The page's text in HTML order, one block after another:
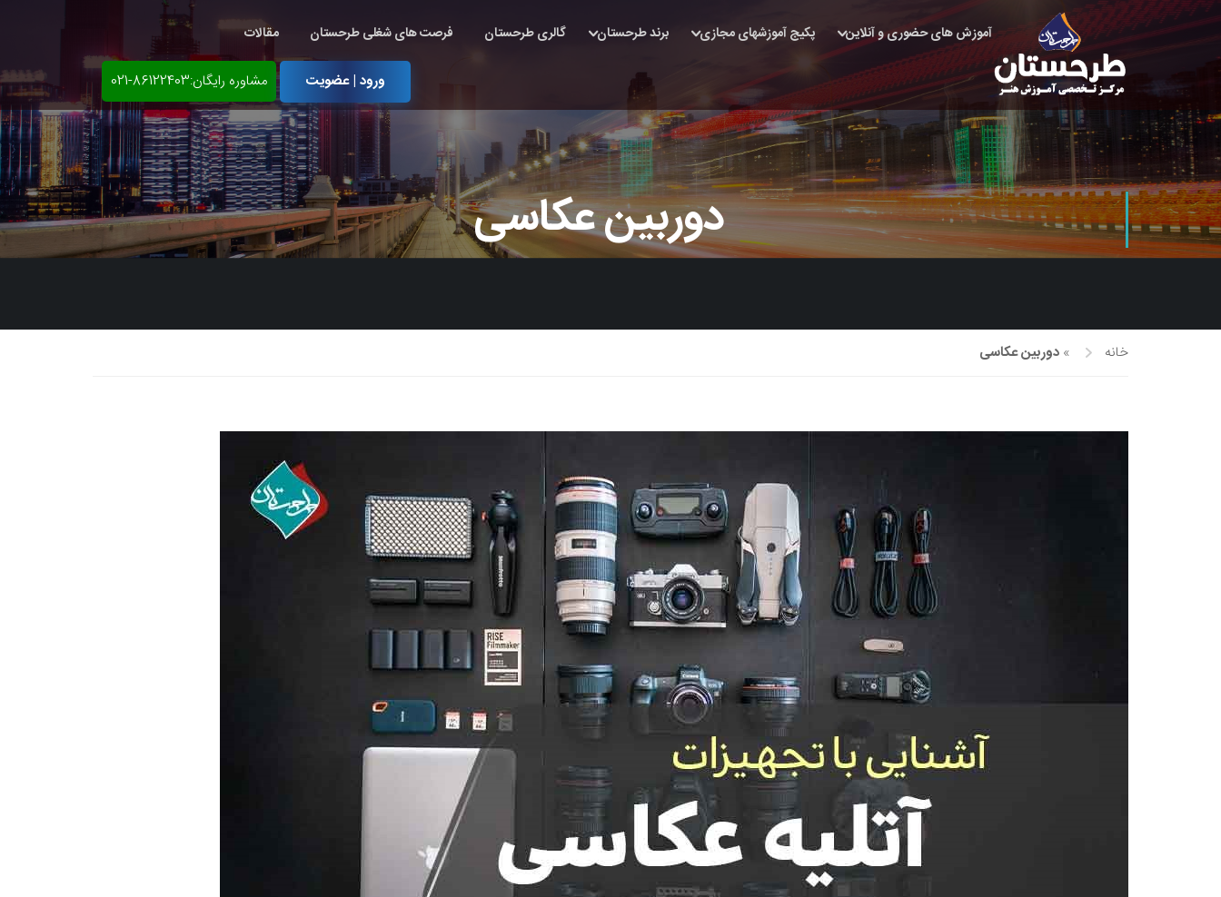
آموزش های حضوری و آنلاین پکیج آموزشهای مجازی برند طرحستان گالری طرحستان فرصت های شغلی طرحستان مقالات
ورود | عضویت مشاوره رایگان:86122403-021
دوربین عکاسی
خانه » دوربین عکاسی